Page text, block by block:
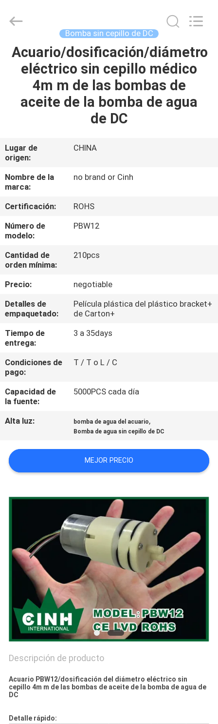
HOGAR
PRODUCTOS
VIAJE
DE
LA
FÁBRICA
CONTROL
DE
ÉNTRENOS
EN
CONTACTO
CON
NOTICIAS
MAPA
SITIO
POLICY
group
co.,limited.
Bomba sin cepillo de DC
Acuario/dosificación/diámetro
eléctrico sin cepillo médico
4m m de las bombas de
aceite de la bomba de agua
de DC
Lugar de
origen:
CHINA
Nombre de la
marca:
no brand or Cinh
Certificación:
ROHS
Número de
modelo:
PBW12
Cantidad de
orden mínima:
210pcs
Precio:
negotiable
Detalles de
empaquetado:
Película plástica del plástico bracket+
de Carton+
Tiempo de
entrega:
3 a 35days
Condiciones de
pago:
T / T o L / C
Capacidad de
la fuente:
5000PCS cada día
Alta luz: bomba de agua del acuario,
Bomba de agua sin cepillo de DC
MEJOR PRECIO
Descripción de producto
Acuario PBW12/dosificación del diámetro eléctrico sin
cepillo 4m m de las bombas de aceite de la bomba de agua de
DC
Detalle rápido: